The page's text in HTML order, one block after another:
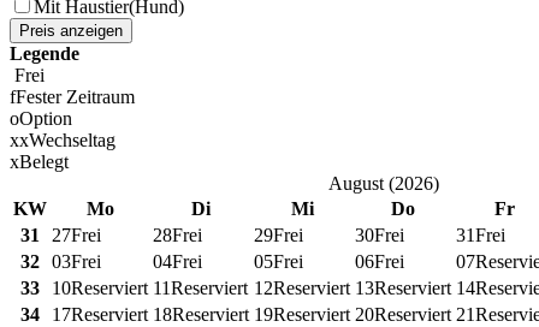
Mit Haustier(Hund)
Preis anzeigen
Legende
Frei
fFester Zeitraum
oOption
xxWechseltag
xBelegt
August (2026)
KW
Mo Di Mi Do
Fr
31
27Frei 28Frei 29Frei 30Frei 31Frei
32 03Frei 04Frei 05Frei 06Frei 07
33
10Reserviert 11Reserviert 12Reserviert 13Reserviert 14
34
17Reserviert 18Reserviert 19Reserviert 20Reserviert 21